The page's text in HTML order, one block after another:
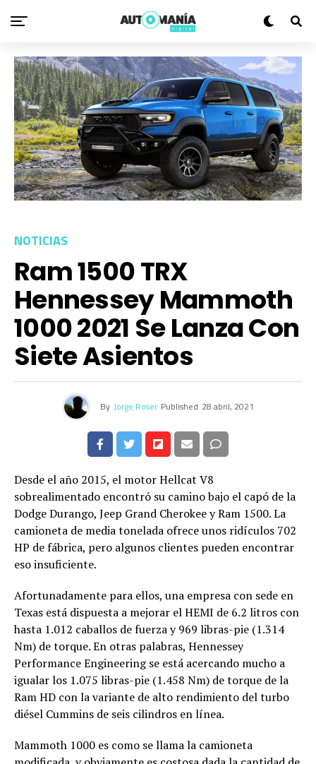
NOTICIAS
Ram 1500 TRX
Hennessey Mammoth
1000 2021 Se Lanza Con
Siete Asientos
By Jorge Roser Published 28 abril, 2021
Desde el año 2015, el motor Hellcat V8
sobrealimentado encontró su camino bajo el capó de la
Dodge Durango, Jeep Grand Cherokee y Ram 1500. La
camioneta de media tonelada ofrece unos ridículos 702
HP de fábrica, pero algunos clientes pueden encontrar
eso insuficiente.
Afortunadamente para ellos, una empresa con sede en
Texas está dispuesta a mejorar el HEMI de 6.2 litros con
hasta 1.012 caballos de fuerza y ​​969 libras-pie (1.314
Nm) de torque. En otras palabras, Hennessey
Performance Engineering se está acercando mucho a
igualar los 1.075 libras-pie (1.458 Nm) de torque de la
Ram HD con la variante de alto rendimiento del turbo
diésel Cummins de seis cilindros en línea.
Mammoth 1000 es como se llama la camioneta